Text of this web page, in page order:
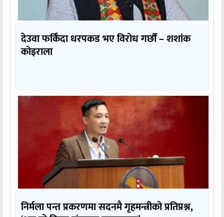
देउवा फर्किँदा धरपकड भए विरोध गर्छौँं – शशांक
कोइराला
निर्मला पन्त प्रकरणमा सदनमै गृहमन्त्रीको प्रतिप्रश्न,